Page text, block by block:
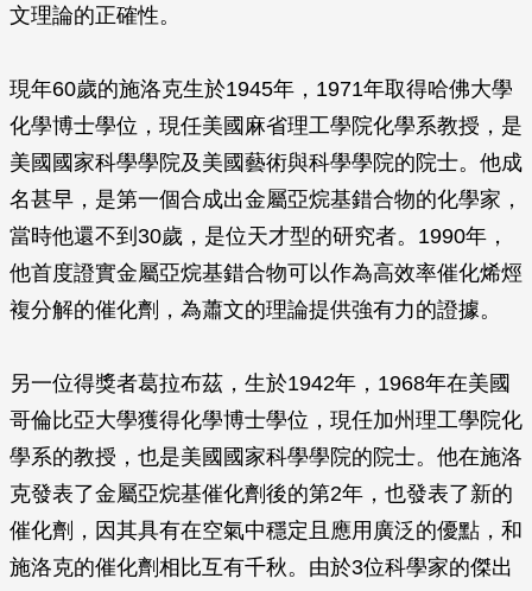
文理論的正確性。
現年60歲的施洛克生於1945年，1971年取得哈佛大學
化學博士學位，現任美國麻省理工學院化學系教授，是
美國國家科學學院及美國藝術與科學學院的院士。他成
名甚早，是第一個合成出金屬亞烷基錯合物的化學家，
當時他還不到30歲，是位天才型的研究者。1990年，
他首度證實金屬亞烷基錯合物可以作為高效率催化烯烴
複分解的催化劑，為蕭文的理論提供強有力的證據。
另一位得獎者葛拉布茲，生於1942年，1968年在美國
哥倫比亞大學獲得化學博士學位，現任加州理工學院化
學系的教授，也是美國國家科學學院的院士。他在施洛
克發表了金屬亞烷基催化劑後的第2年，也發表了新的
催化劑，因其具有在空氣中穩定且應用廣泛的優點，和
施洛克的催化劑相比互有千秋。由於3位科學家的傑出